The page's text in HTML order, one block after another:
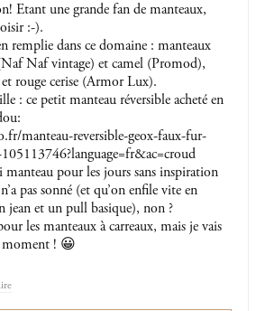
Etant une grande fan de manteaux,
:-).
remplie dans ce domaine : manteaux
Naf vintage) et camel (Promod),
rouge cerise (Armor Lux).
: ce petit manteau réversible acheté en
manteau-reversible-geox-faux-fur-
pour les jours sans inspiration
pas sonné (et qu’on enfile vite en
jean et un pull basique), non ?
les manteaux à carreaux, mais je vais
moment ! 😀